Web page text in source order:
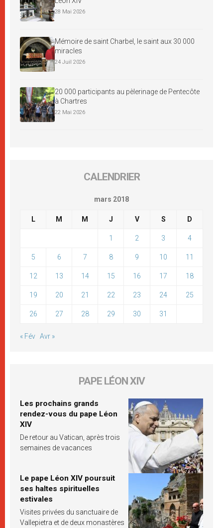
28 Mai 2026
Mémoire de saint Charbel, le saint aux 30 000
miracles
24 Juil 2026
20 000 participants au pèlerinage de Pentecôte
à Chartres
22 Mai 2026
CALENDRIER
mars 2018
L M M J V S D
1 2 3 4
5 6 7 8 9 10 11
12 13 14 15 16 17 18
19 20 21 22 23 24 25
26 27 28 29 30 31
« Fév Avr »
PAPE LÉON XIV
Les prochains grands
rendez-vous du pape Léon
XIV
De retour au Vatican, après trois
semaines de vacances
Le pape Léon XIV poursuit
ses haltes spirituelles
estivales
Visites privées du sanctuaire de
Vallepietra et de deux monastères